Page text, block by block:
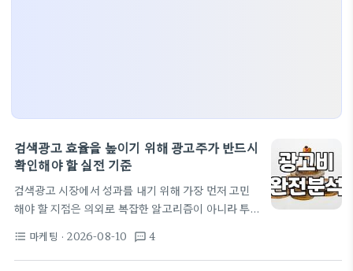
검색광고 효율을 높이기 위해 광고주가 반드시
확인해야 할 실전 기준
검색광고 시장에서 성과를 내기 위해 가장 먼저 고민
해야 할 지점은 의외로 복잡한 알고리즘이 아니라 투
케팅이나 블로그체험단모집과 같은 휘발성 홍보 수단
에 눈을 돌리지만, 정작 잠재 고객이 명확한 의도를 가
format_list_bulleted 마케팅 · 2026-08-10 textsms 4